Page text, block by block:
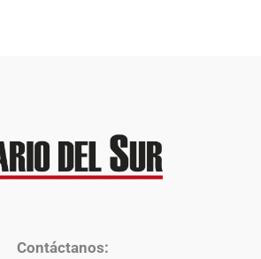
Contáctanos: